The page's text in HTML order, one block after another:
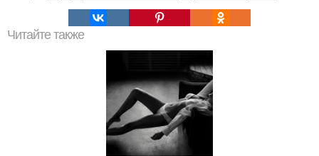
Читайте также